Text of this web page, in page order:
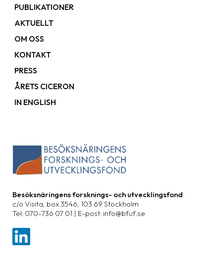
Besöksnäringens forsknings- och utvecklingsfond
c/o Visita, box 3546, 103 69 Stockholm
Tel: 070-736 07 01 | E-post: info@bfuf.se
PUBLIKATIONER
AKTUELLT
OM OSS
KONTAKT
PRESS
ÅRETS CICERON
IN ENGLISH